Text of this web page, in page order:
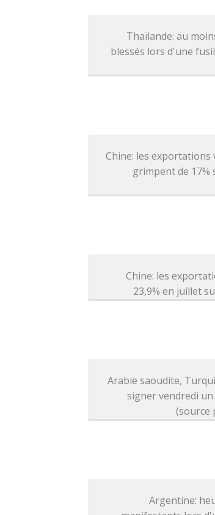
Thaïlande: au
blessés lors d'une
Chine: les exportations
grimpent de
Chine: les
23,9% en juillet
Arabie saoudite,
signer vendredi
(source
Argentine: